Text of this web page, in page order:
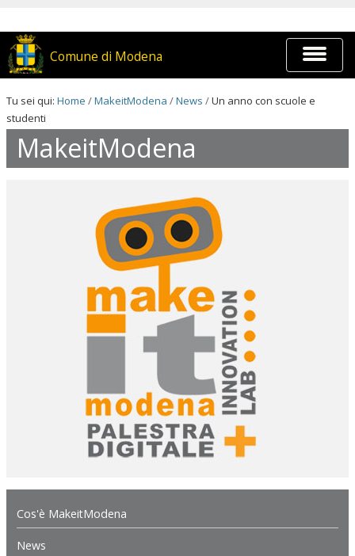
contenuti.
Salta
alla
Comune di Modena
Espandi
barra
di
Tu sei qui: Home /MakeitModena /News /Un anno con scuole e
studenti
MakeitModena
Cos'è MakeitModena
News